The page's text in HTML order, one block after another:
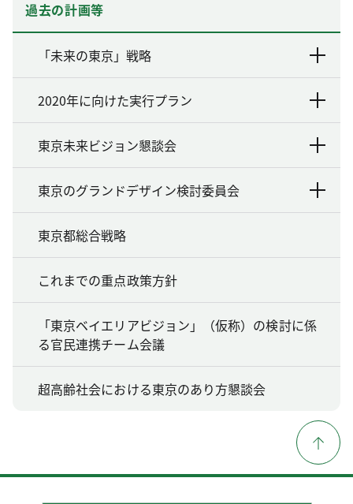
過去の計画等
「未来の東京」戦略
2020年に向けた実行プラン
東京未来ビジョン懇談会
東京のグランドデザイン検討委員会
東京都総合戦略
これまでの重点政策方針
「東京ベイエリアビジョン」（仮称）の検討に係
る官民連携チーム会議
超高齢社会における東京のあり方懇談会